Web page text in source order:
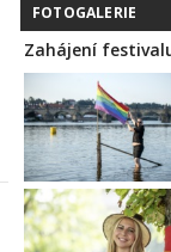
FOTOGALERIE
Zahájení